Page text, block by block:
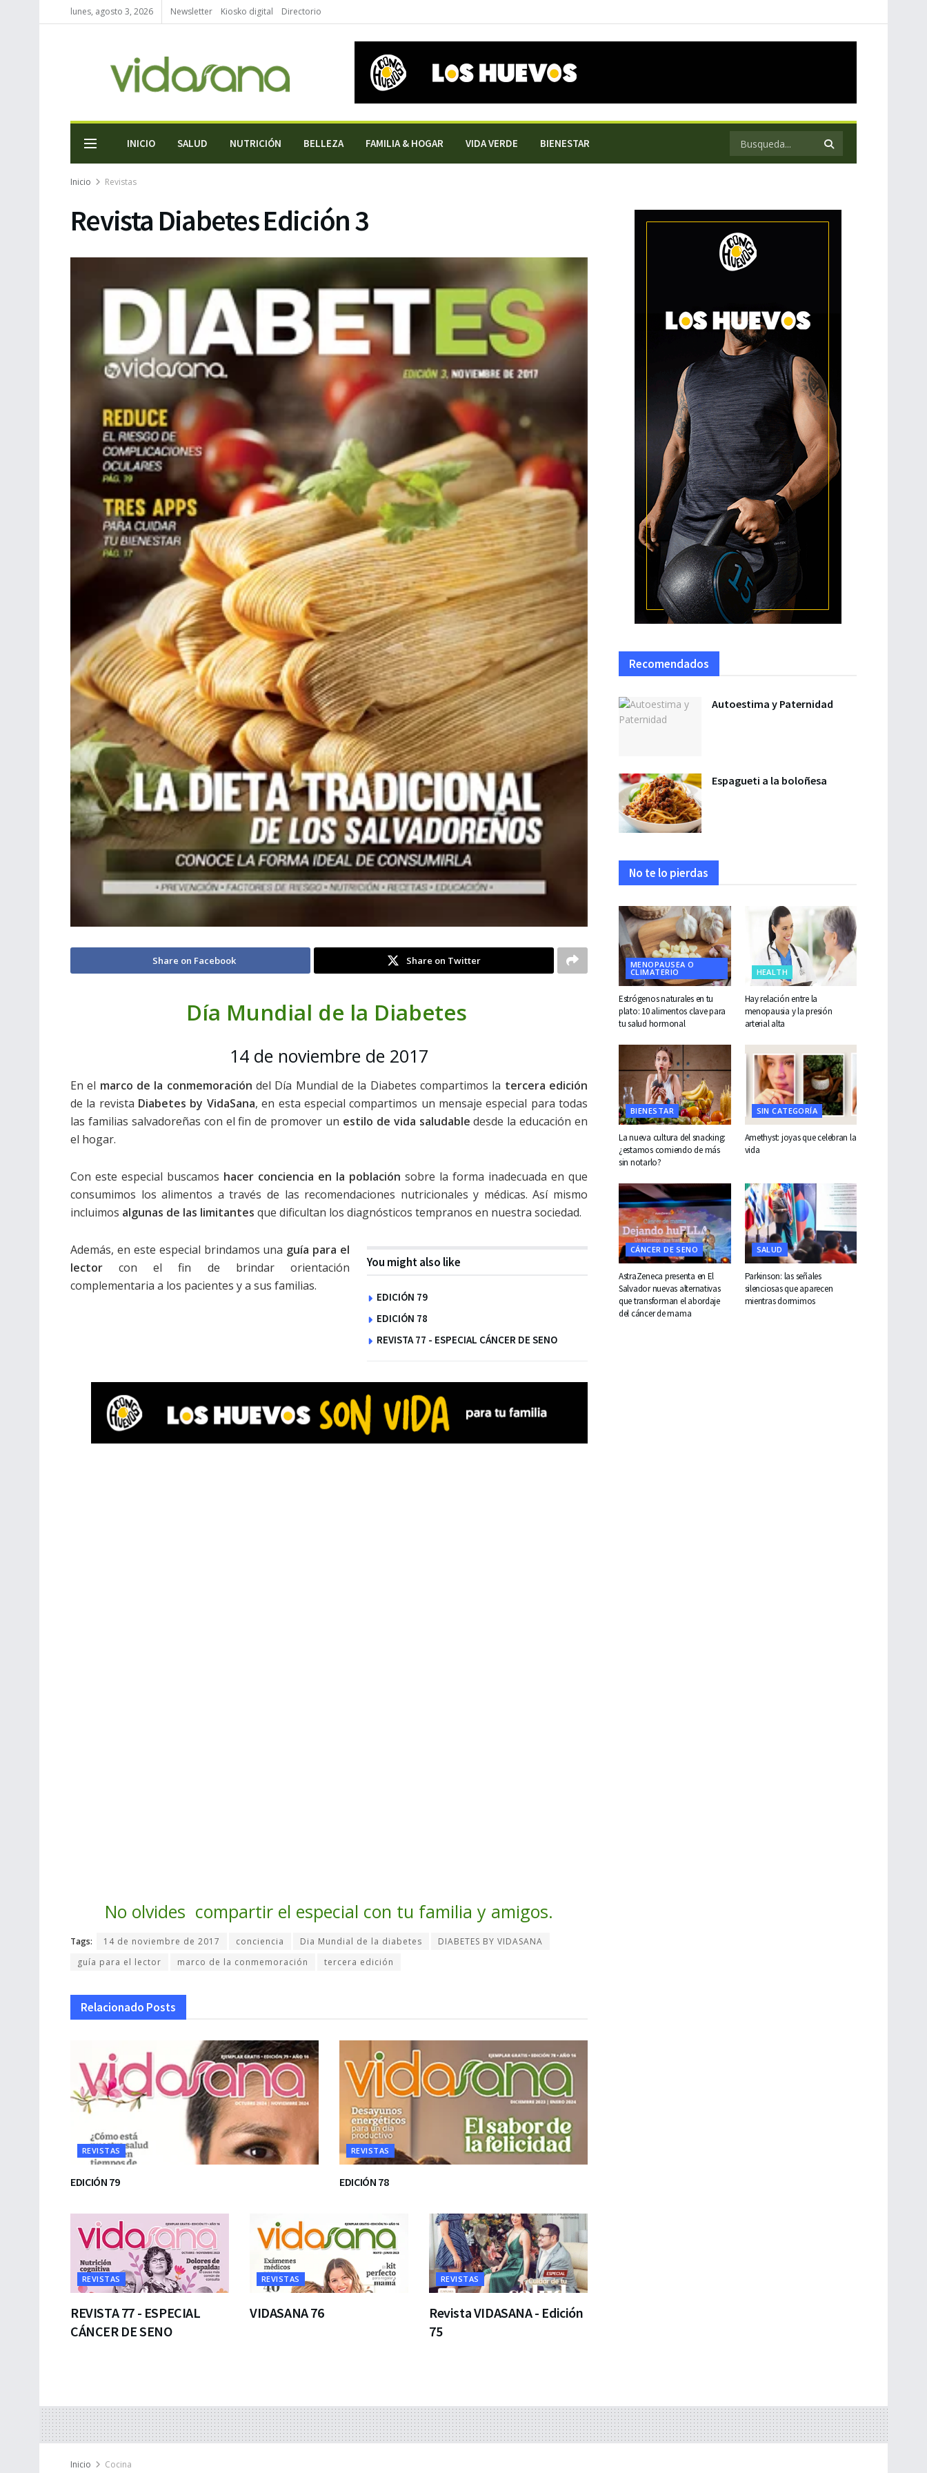
lunes, agosto 3, 2026 Newsletter Kiosko digital Directorio
INICIO SALUD NUTRICIÓN BELLEZA FAMILIA & HOGAR VIDA VERDE BIENESTAR
Inicio Revistas
Revista Diabetes Edición 3
Share on Facebook Share on Twitter
Día Mundial de la Diabetes
14 de noviembre de 2017
En el marco de la conmemoración del Día Mundial de la Diabetes compartimos la tercera edición
de la revista Diabetes by VidaSana, en esta especial compartimos un mensaje especial para todas
las familias salvadoreñas con el fin de promover un estilo de vida saludable desde la educación en
el hogar.
Con este especial buscamos hacer conciencia en la población sobre la forma inadecuada en que
consumimos los alimentos a través de las recomendaciones nutricionales y médicas. Así mismo
incluimos algunas de las limitantes que dificultan los diagnósticos tempranos en nuestra sociedad.
You might also like
EDICIÓN 79
EDICIÓN 78
REVISTA 77 - ESPECIAL CÁNCER DE SENO
Además, en este especial brindamos una guía para el
lector con el fin de brindar orientación
complementaria a los pacientes y a sus familias.
No olvides compartir el especial con tu familia y amigos.
Tags: 14 de noviembre de 2017 conciencia Dia Mundial de la diabetes
DIABETES BY VIDASANA
guía para el lector
marco de la conmemoración tercera edición
Relacionado Posts
REVISTAS
EDICIÓN 79
REVISTAS
EDICIÓN 78
REVISTAS
REVISTA 77 - ESPECIAL
CÁNCER DE SENO
REVISTAS
VIDASANA 76
REVISTAS
Revista VIDASANA - Edición
75
Recomendados
Autoestima y Paternidad
Espagueti a la boloñesa
No te lo pierdas
MENOPAUSEA O
CLIMATERIO
Estrógenos naturales en tu
plato: 10 alimentos clave para
tu salud hormonal
HEALTH
Hay relación entre la
menopausia y la presión
arterial alta
BIENESTAR
La nueva cultura del snacking:
¿estamos comiendo de más
sin notarlo?
SIN CATEGORÍA
Amethyst: joyas que celebran la
vida
CÁNCER DE SENO
AstraZeneca presenta en El
Salvador nuevas alternativas
que transforman el abordaje
del cáncer de mama
SALUD
Parkinson: las señales
silenciosas que aparecen
mientras dormimos
Inicio Cocina